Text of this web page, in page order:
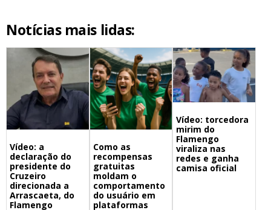
Notícias mais lidas:
Vídeo: a
declaração do
presidente do
Cruzeiro
direcionada a
Arrascaeta, do
Flamengo
Como as
recompensas
gratuitas
moldam o
comportamento
do usuário em
plataformas
Vídeo: torcedora
mirim do
Flamengo
viraliza nas
redes e ganha
camisa oficial